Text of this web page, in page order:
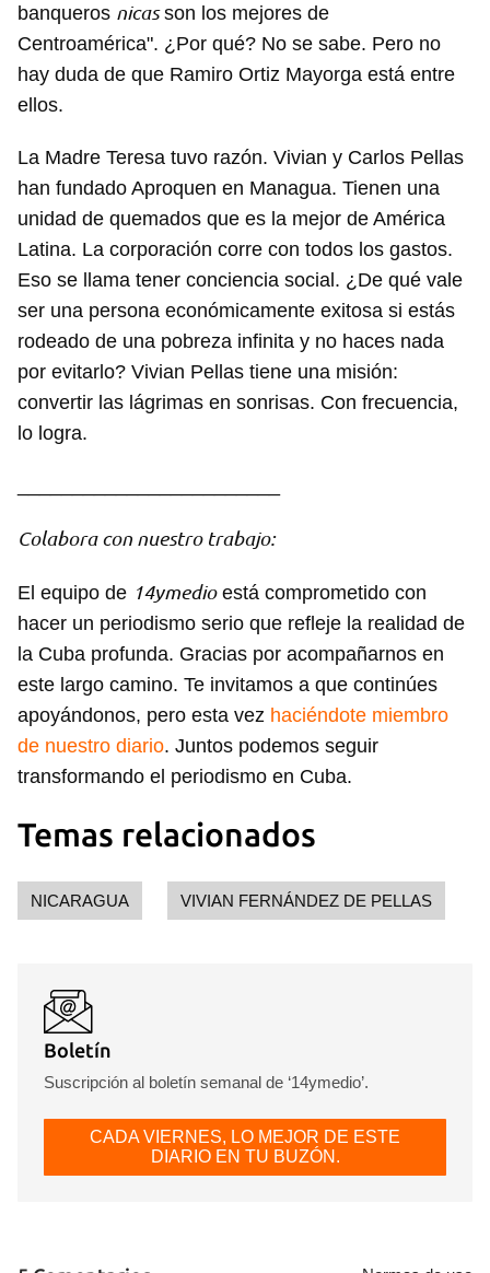
banqueros nicasson los mejores de
Centroamérica". ¿Por qué? No se sabe. Pero no
hay duda de que Ramiro Ortiz Mayorga está entre
ellos.
La Madre Teresa tuvo razón. Vivian y Carlos Pellas
han fundado Aproquen en Managua. Tienen una
unidad de quemados que es la mejor de América
Latina. La corporación corre con todos los gastos.
Eso se llama tener conciencia social. ¿De qué vale
ser una persona económicamente exitosa si estás
rodeado de una pobreza infinita y no haces nada
por evitarlo? Vivian Pellas tiene una misión:
convertir las lágrimas en sonrisas. Con frecuencia,
lo logra.
Colabora con nuestro trabajo:
El equipo de 14ymedioestá comprometido con
hacer un periodismo serio que refleje la realidad de
la Cuba profunda. Gracias por acompañarnos en
este largo camino. Te invitamos a que continúes
apoyándonos, pero esta vez haciéndote miembro
de nuestro diario. Juntos podemos seguir
transformando el periodismo en Cuba.
Temas relacionados
NICARAGUA VIVIAN FERNÁNDEZ DE PELLAS
Boletín
Suscripción al boletín semanal de ‘14ymedio’.
CADA VIERNES, LO MEJOR DE ESTE
DIARIO EN TU BUZÓN.